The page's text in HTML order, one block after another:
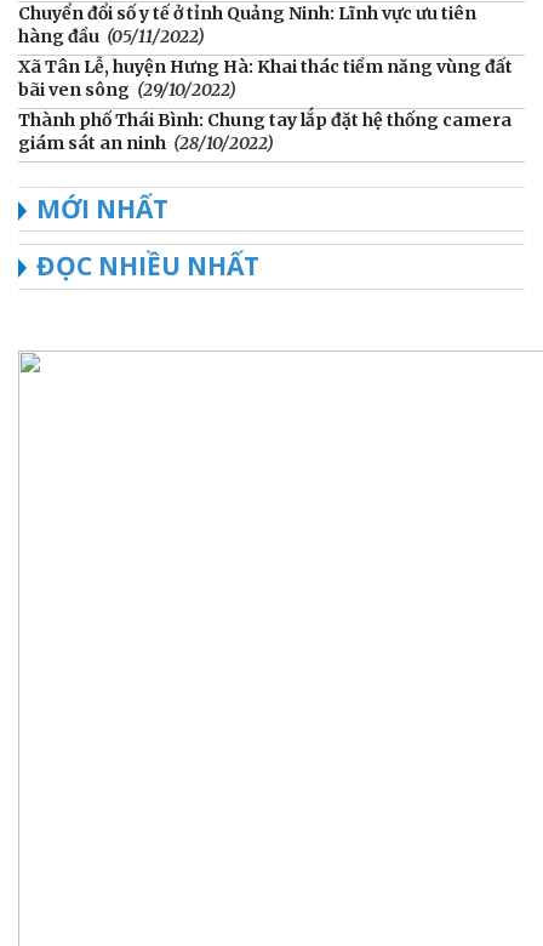
Chuyển đổi số y tế ở tỉnh Quảng Ninh: Lĩnh vực ưu tiên
hàng đầu (05/11/2022)
Xã Tân Lễ, huyện Hưng Hà: Khai thác tiềm năng vùng đất
bãi ven sông (29/10/2022)
Thành phố Thái Bình: Chung tay lắp đặt hệ thống camera
giám sát an ninh (28/10/2022)
MỚI NHẤT
ĐỌC NHIỀU NHẤT